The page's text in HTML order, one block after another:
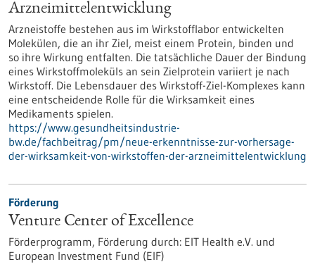
Arzneimittelentwicklung
Arzneistoffe bestehen aus im Wirkstofflabor entwickelten
Molekülen, die an ihr Ziel, meist einem Protein, binden und
so ihre Wirkung entfalten. Die tatsächliche Dauer der Bindung
eines Wirkstoffmoleküls an sein Zielprotein variiert je nach
Wirkstoff. Die Lebensdauer des Wirkstoff-Ziel-Komplexes kann
eine entscheidende Rolle für die Wirksamkeit eines
Medikaments spielen.
https://www.gesundheitsindustrie-
bw.de/fachbeitrag/pm/neue-erkenntnisse-zur-vorhersage-
der-wirksamkeit-von-wirkstoffen-der-arzneimittelentwicklung
Förderung
Venture Center of Excellence
Förderprogramm, Förderung durch: EIT Health e.V. und
European Investment Fund (EIF)